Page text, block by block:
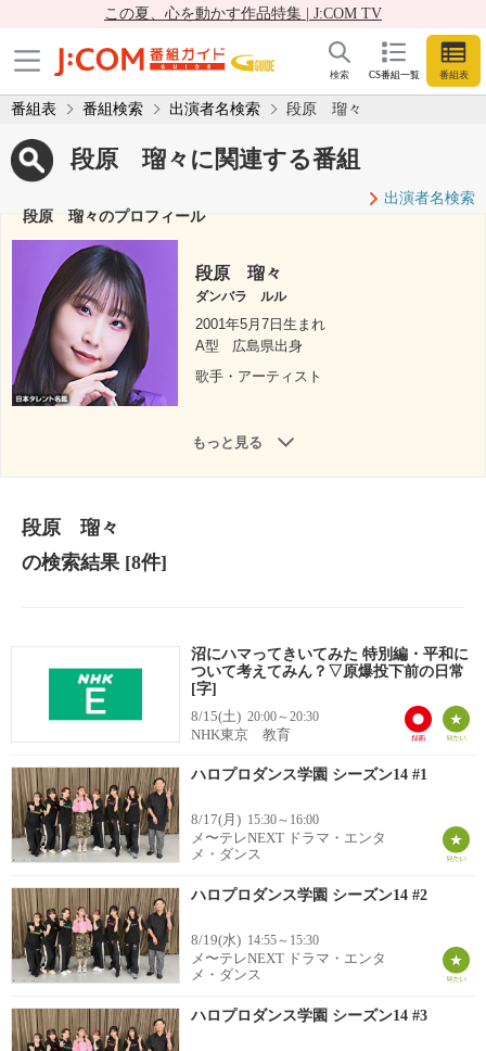
この夏、心を動かす作品特集 | J:COM TV
CS番組一覧 番組表
検索
番組表 番組検索 出演者名検索 段原 瑠々
段原 瑠々に関連する番組
出演者名検索
段原 瑠々のプロフィール
段原 瑠々
ダンバラ ルル
2001年5月7日生まれ
A型
広島県出身
歌手・アーティスト
もっと見る
段原 瑠々
の検索結果[8件]
沼にハマってきいてみた 特別編・平和に
ついて考えてみん？▽原爆投下前の日常
[字]
8/15(土) 20:00～20:30
NHK東京 教育
ハロプロダンス学園 シーズン14 #1
8/17(月) 15:30～16:00
メ〜テレNEXT ドラマ・エンタ
メ・ダンス
ハロプロダンス学園 シーズン14 #2
8/19(水) 14:55～15:30
メ〜テレNEXT ドラマ・エンタ
メ・ダンス
ハロプロダンス学園 シーズン14 #3